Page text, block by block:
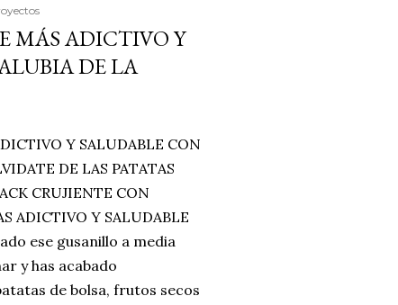
MÁS ADICTIVO Y
DE LA
Y SALUDABLE CON
DE LAS PATATAS
CRUJIENTE CON
ADICTIVO Y SALUDABLE
ese gusanillo a media
y has acabado
de bolsa, frutos secos